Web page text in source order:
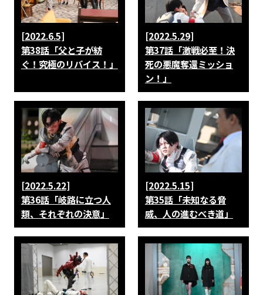
[2022.6.5]
第38話「父と子が紡
ぐ！究極のリバイス！」
[2022.5.29]
第37話「激戦必至！決
死の悪魔奪還ミッショ
ン！」
[2022.5.22]
第36話「岐路に立つ人
類、それぞれの決意」
[2022.5.15]
第35話「未知なる脅
威、人の進むべき道」